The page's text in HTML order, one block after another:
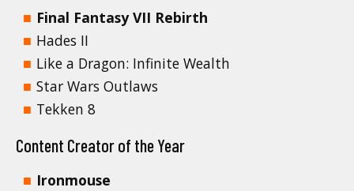
Final Fantasy VII Rebirth
Hades II
Like a Dragon: Infinite Wealth
Star Wars Outlaws
Tekken 8
Content Creator of the Year
Ironmouse